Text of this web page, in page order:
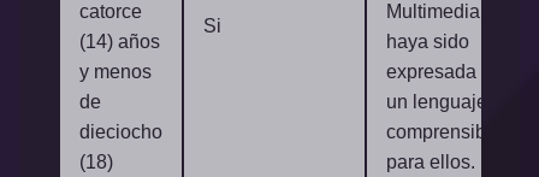
catorce
(14) años
y menos
de
dieciocho
(18)
Si
Multimedia
haya sido
expresada en
un lenguaje
comprensible
para ellos.